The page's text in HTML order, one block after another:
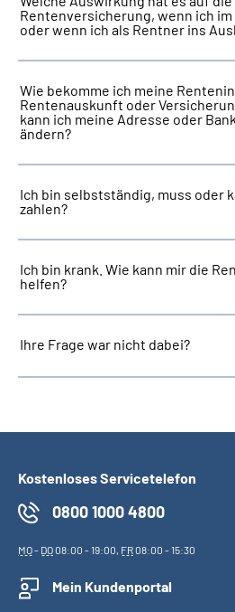
Rentenversicherung, wenn ich
oder wenn ich als Rentner ins
Wie bekomme ich meine
Rentenauskunft oder
kann ich meine Adresse oder
ändern?
Ich bin selbstständig, muss oder
zahlen?
Ich bin krank. Wie kann mir die
helfen?
Ihre Frage war nicht dabei?
Kostenloses Servicetelefon
0800 1000 4800
MO- DO08:00 - 19:00, FR08:00 - 15:30
Mein Kundenportal